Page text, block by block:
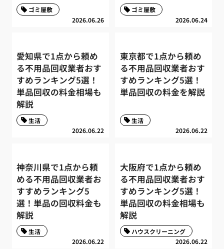
2026.06.26
ゴミ屋敷
2026.06.24
ゴミ屋敷
愛知県で1点から頼め
る不用品回収業者おす
すめランキング5選！
単品回収の料金相場も
解説
2026.06.22
生活
東京都で1点から頼め
る不用品回収業者おす
すめランキング5選！
単品回収の料金を解説
2026.06.22
生活
神奈川県で1点から頼
める不用品回収業者お
すすめランキング5
選！単品の回収料金も
解説
2026.06.22
生活
大阪府で1点から頼め
る不用品回収業者おす
すめランキング5選！
単品回収の料金相場も
解説
2026.06.22
ハウスクリーニング